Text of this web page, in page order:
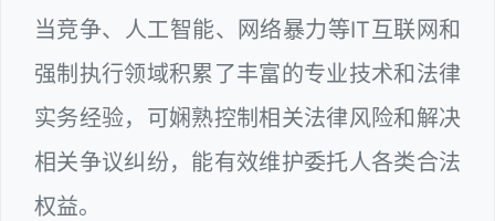
当竞争、人工智能、网络暴力等IT互联网和
强制执行领域积累了丰富的专业技术和法律
实务经验，可娴熟控制相关法律风险和解决
相关争议纠纷，能有效维护委托人各类合法
权益。